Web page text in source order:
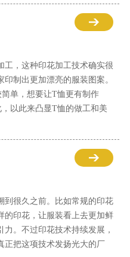
工，这种印花加工技术确实很
制出更加漂亮的服装图案。
单，想要让T恤更有制作
以此来凸显T恤的做工和美
到很久之前。比如常规的印花
的印花，让服装看上去更加鲜
。不过印花技术持续发展，
正把这项技术发扬光大的厂